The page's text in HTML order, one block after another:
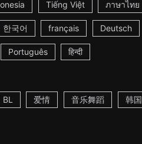
Tiếng Việt ภาษาไทย
한국어 français Deutsch
Português हिन्दी
BL 爱情 音乐舞蹈 韩国